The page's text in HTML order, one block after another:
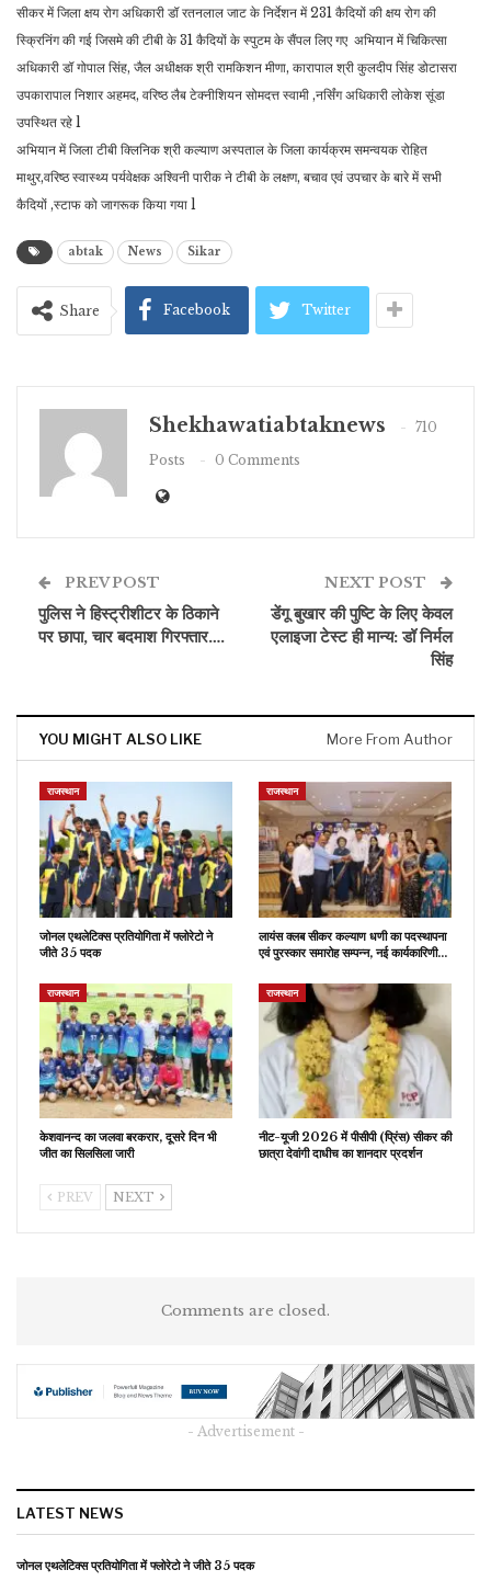
सीकर में जिला क्षय रोग अधिकारी डॉ रतनलाल जाट के निर्देशन में 231 कैदियों की क्षय रोग की
स्क्रिनिंग की गई जिसमे की टीबी के 31 कैदियों के स्पुटम के सैंपल लिए गए अभियान में चिकित्सा
अधिकारी डॉ गोपाल सिंह, जैल अधीक्षक श्री रामकिशन मीणा, कारापाल श्री कुलदीप सिंह डोटासरा
उपकारापाल निशार अहमद, वरिष्ठ लैब टेक्नीशियन सोमदत्त स्वामी ,नर्सिंग अधिकारी लोकेश सूंडा
उपस्थित रहे l
अभियान में जिला टीबी क्लिनिक श्री कल्याण अस्पताल के जिला कार्यक्रम समन्वयक रोहित
माथुर,वरिष्ठ स्वास्थ्य पर्यवेक्षक अश्विनी पारीक ने टीबी के लक्षण, बचाव एवं उपचार के बारे में सभी
कैदियों ,स्टाफ को जागरूक किया गया l
abtak News Sikar
Share Facebook Twitter
Shekhawatiabtaknews
710
Posts
0 Comments
PREV POST
पुलिस ने हिस्ट्रीशीटर के ठिकाने
पर छापा, चार बदमाश गिरफ्तार….
NEXT POST
डेंगू बुखार की पुष्टि के लिए केवल
एलाइजा टेस्ट ही मान्य: डॉ निर्मल
सिंह
YOU MIGHT ALSO LIKE More From Author
राजस्थान
जोनल एथलेटिक्स प्रतियोगिता में फ्लोरेटो ने
जीते 35 पदक
राजस्थान
लायंस क्लब सीकर कल्याण धणी का पदस्थापना
एवं पुरस्कार समारोह सम्पन्न, नई कार्यकारिणी…
राजस्थान
केशवानन्द का जलवा बरकरार, दूसरे दिन भी
जीत का सिलसिला जारी
राजस्थान
नीट-यूजी 2026 में पीसीपी (प्रिंस) सीकर की
छात्रा देवांगी दाधीच का शानदार प्रदर्शन
PREV NEXT
Comments are closed.
- Advertisement -
LATEST NEWS
जोनल एथलेटिक्स प्रतियोगिता में फ्लोरेटो ने जीते 35 पदक